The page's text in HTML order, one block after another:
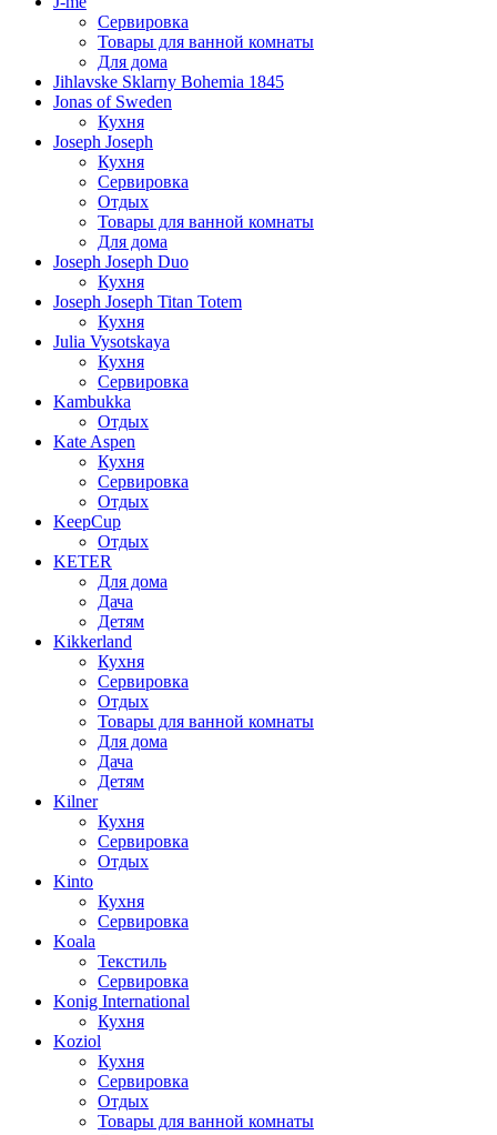
Сервировка
Товары для ванной комнаты
Для дома
Jihlavske Sklarny Bohemia 1845
Jonas of Sweden
Кухня
Joseph Joseph
Кухня
Сервировка
Отдых
Товары для ванной комнаты
Для дома
Joseph Joseph Duo
Кухня
Joseph Joseph Titan Totem
Кухня
Julia Vysotskaya
Кухня
Сервировка
Kambukka
Отдых
Kate Aspen
Кухня
Сервировка
Отдых
KeepCup
Отдых
KETER
Для дома
Дача
Детям
Kikkerland
Кухня
Сервировка
Отдых
Товары для ванной комнаты
Для дома
Дача
Детям
Kilner
Кухня
Сервировка
Отдых
Kinto
Кухня
Сервировка
Koala
Текстиль
Сервировка
Konig International
Кухня
Koziol
Кухня
Сервировка
Отдых
Товары для ванной комнаты